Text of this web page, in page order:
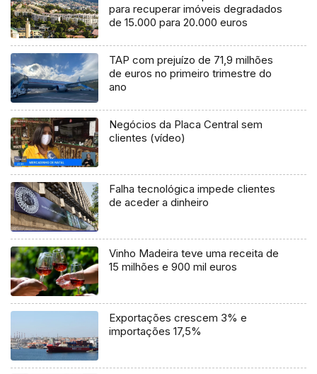
para recuperar imóveis degradados
de 15.000 para 20.000 euros
TAP com prejuízo de 71,9 milhões
de euros no primeiro trimestre do
ano
Negócios da Placa Central sem
clientes (vídeo)
Falha tecnológica impede clientes
de aceder a dinheiro
Vinho Madeira teve uma receita de
15 milhões e 900 mil euros
Exportações crescem 3% e
importações 17,5%